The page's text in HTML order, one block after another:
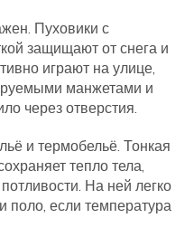
Пуховики с
защищают от снега и
играют на улице,
манжетами и
через отверстия.
и термобельё. Тонкая
тепло тела,
На ней легко
поло, если температура